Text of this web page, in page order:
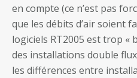
en compte (ce n’est pas
que les débits d’air soient
logiciels RT2005 est trop «
des installations double
les différences entre